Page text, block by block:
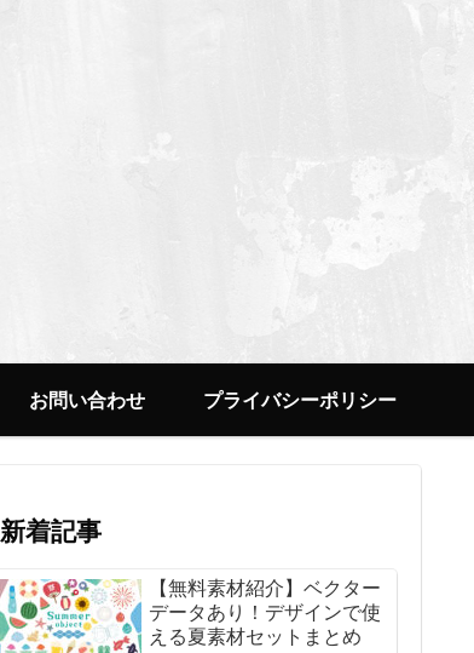
お問い合わせ プライバシーポリシー
新着記事
【無料素材紹介】ベクター
データあり！デザインで使
える夏素材セットまとめ